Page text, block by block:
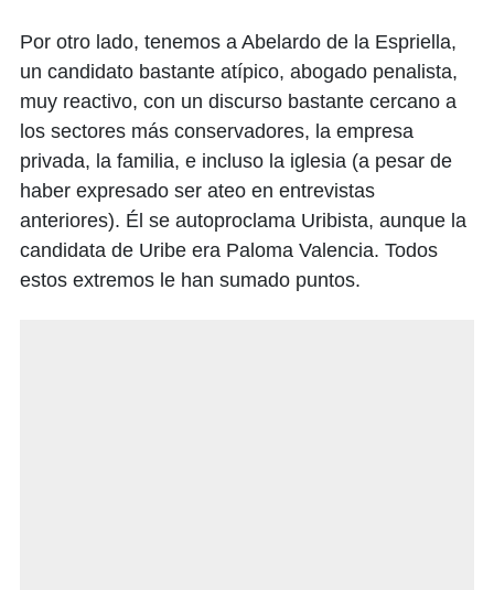
Por otro lado, tenemos a Abelardo de la Espriella,
un candidato bastante atípico, abogado penalista,
muy reactivo, con un discurso bastante cercano a
los sectores más conservadores, la empresa
privada, la familia, e incluso la iglesia (a pesar de
haber expresado ser ateo en entrevistas
anteriores). Él se autoproclama Uribista, aunque la
candidata de Uribe era Paloma Valencia. Todos
estos extremos le han sumado puntos.